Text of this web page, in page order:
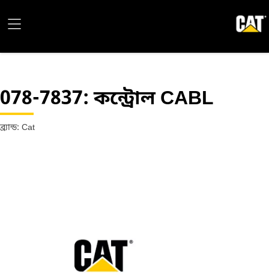
078-7837: কন্ট্রোল CABL
ব্র্যান্ড: Cat